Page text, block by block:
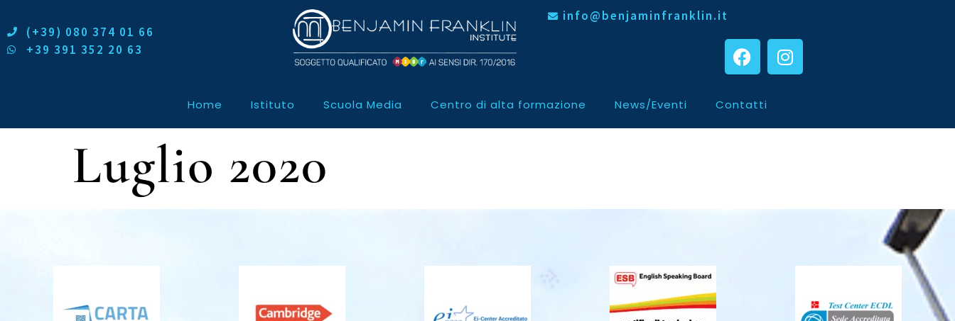
(+39) 080 374 01 66
+39 391 352 20 63
info@benjaminfranklin.it
Home Istituto Scuola Media Centro di alta formazione News/Eventi Contatti
Luglio 2020